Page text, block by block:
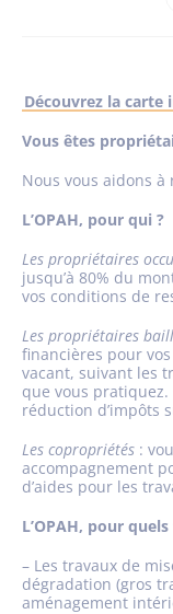
Découvrez la carte
Vous êtes
Nous vous aidons à
L’OPAH, pour qui ?
Les propriétaires
jusqu’à 80% du
vos conditions de
Les propriétaires
financières pour
vacant, suivant les
que vous pratiquez.
réduction d’impôts
Les copropriétés : v
accompagnement
d’aides pour les
L’OPAH, pour
– Les travaux de
dégradation (gros
aménagement